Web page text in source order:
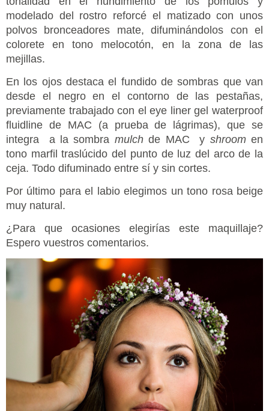
modelado del rostro reforcé el matizado con unos
polvos bronceadores mate, difuminándolos con el
colorete en tono melocotón, en la zona de las
mejillas.
En los ojos destaca el fundido de sombras que van
desde el negro en el contorno de las pestañas,
previamente trabajado con el eye liner gel waterproof
fluidline de MAC (a prueba de lágrimas), que se
integra a la sombra mulchde MAC y shroom en
tono marfil traslúcido del punto de luz del arco de la
ceja. Todo difuminado entre sí y sin cortes.
Por último para el labio elegimos un tono rosa beige
muy natural.
¿Para que ocasiones elegirías este maquillaje?
Espero vuestros comentarios.